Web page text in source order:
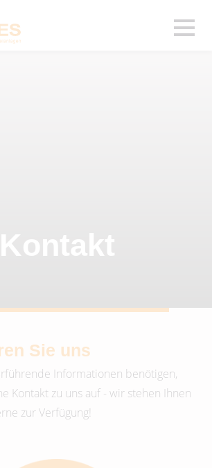
Kontakt
Sie uns
Informationen benötigen,
Kontakt zu uns auf - wir stehen Ihnen
zur Verfügung!